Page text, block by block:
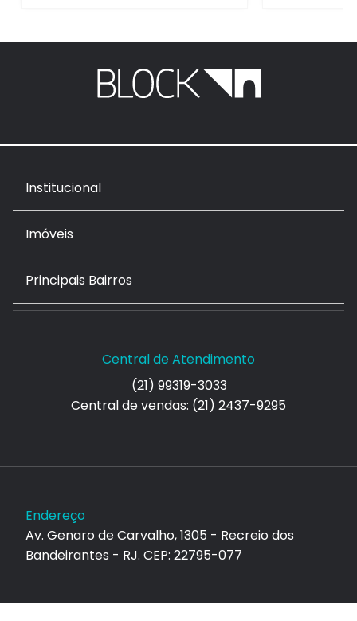
Institucional
Imóveis
Principais Bairros
Central de Atendimento
(21) 99319-3033
Central de vendas: (21) 2437-9295
Endereço
Av. Genaro de Carvalho, 1305 - Recreio dos
Bandeirantes - RJ. CEP: 22795-077